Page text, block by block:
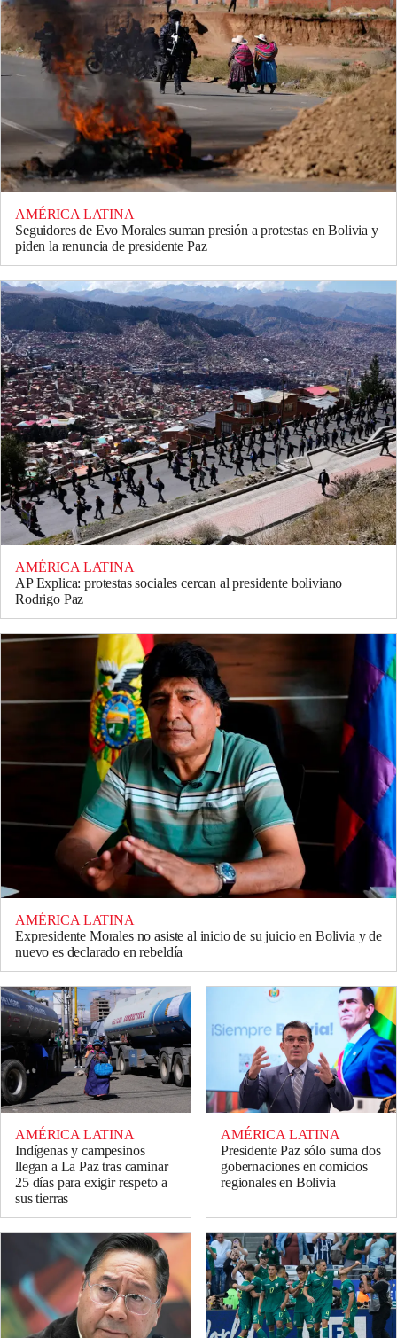
AMÉRICA LATINA
Seguidores de Evo Morales suman presión a protestas en Bolivia y
piden la renuncia de presidente Paz
AMÉRICA LATINA
AP Explica: protestas sociales cercan al presidente boliviano
Rodrigo Paz
AMÉRICA LATINA
Expresidente Morales no asiste al inicio de su juicio en Bolivia y de
nuevo es declarado en rebeldía
AMÉRICA LATINA
Indígenas y campesinos
llegan a La Paz tras caminar
25 días para exigir respeto a
sus tierras
AMÉRICA LATINA
Presidente Paz sólo suma dos
gobernaciones en comicios
regionales en Bolivia